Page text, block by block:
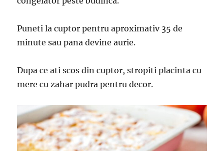
Puneti la cuptor pentru aproximativ 35 de
minute sau pana devine aurie.
Dupa ce ati scos din cuptor, stropiti placinta cu
mere cu zahar pudra pentru decor.